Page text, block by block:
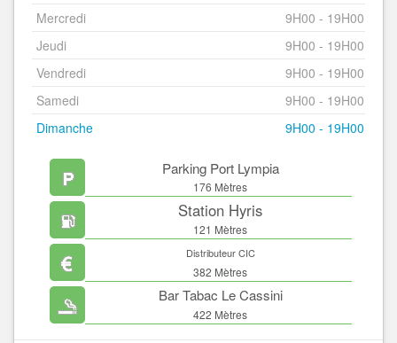
Mercredi
9H00 - 19H00
Jeudi
9H00 - 19H00
Vendredi
9H00 - 19H00
Samedi
9H00 - 19H00
Dimanche
9H00 - 19H00
Parking Port Lympia
176 Mètres
Station Hyris
121 Mètres
Distributeur CIC
382 Mètres
Bar Tabac Le Cassini
422 Mètres